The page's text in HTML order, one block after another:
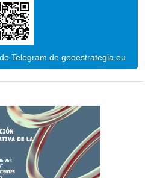
Telegram de geoestrategia.eu